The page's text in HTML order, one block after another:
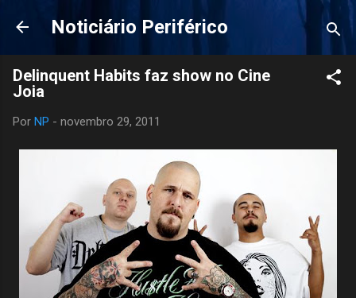
Pular para o conteúdo principal
Noticiário Periférico
Delinquent Habits faz show no Cine
Joia
Por NP - novembro 29, 2011